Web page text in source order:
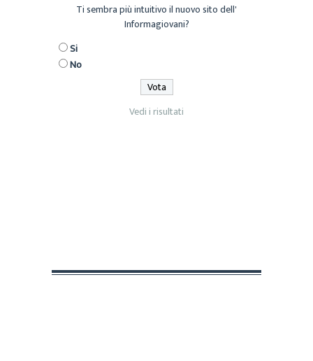
Ti sembra più intuitivo il nuovo sito dell'
Informagiovani?
Si
No
Vedi i risultati